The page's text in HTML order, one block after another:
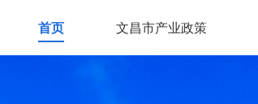
首页 文昌市产业政策